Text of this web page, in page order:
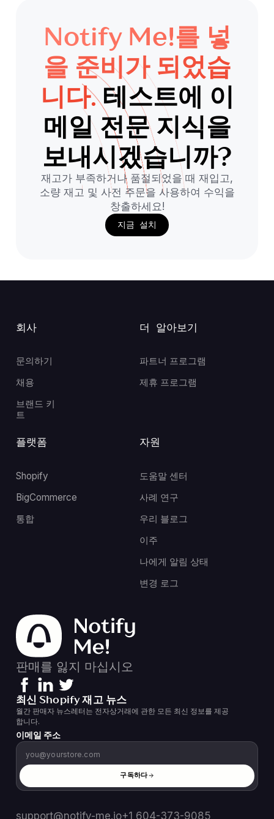
Notify Me!를 넣
을 준비가 되었습
니다.테스트에 이
메일 전문 지식을
보내시겠습니까?
재고가 부족하거나 품절되었을 때 재입고,
소량 재고 및 사전 주문을 사용하여 수익을
창출하세요!
지금 설치
회사
문의하기
채용
브랜드 키
트
자원
도움말 센터
사례 연구
우리 블로그
이주
나에게 알림 상태
변경 로그
더 알아보기
파트너 프로그램
제휴 프로그램
플랫폼
Shopify
BigCommerce
통합
판매를 잃지 마십시오
최신 Shopify 재고 뉴스
월간 판매자 뉴스레터는 전자상거래에 관한 모든 최신 정보를 제공
합니다.
이메일 주소
구독하다
support@notify-me.io+1 604-373-9085